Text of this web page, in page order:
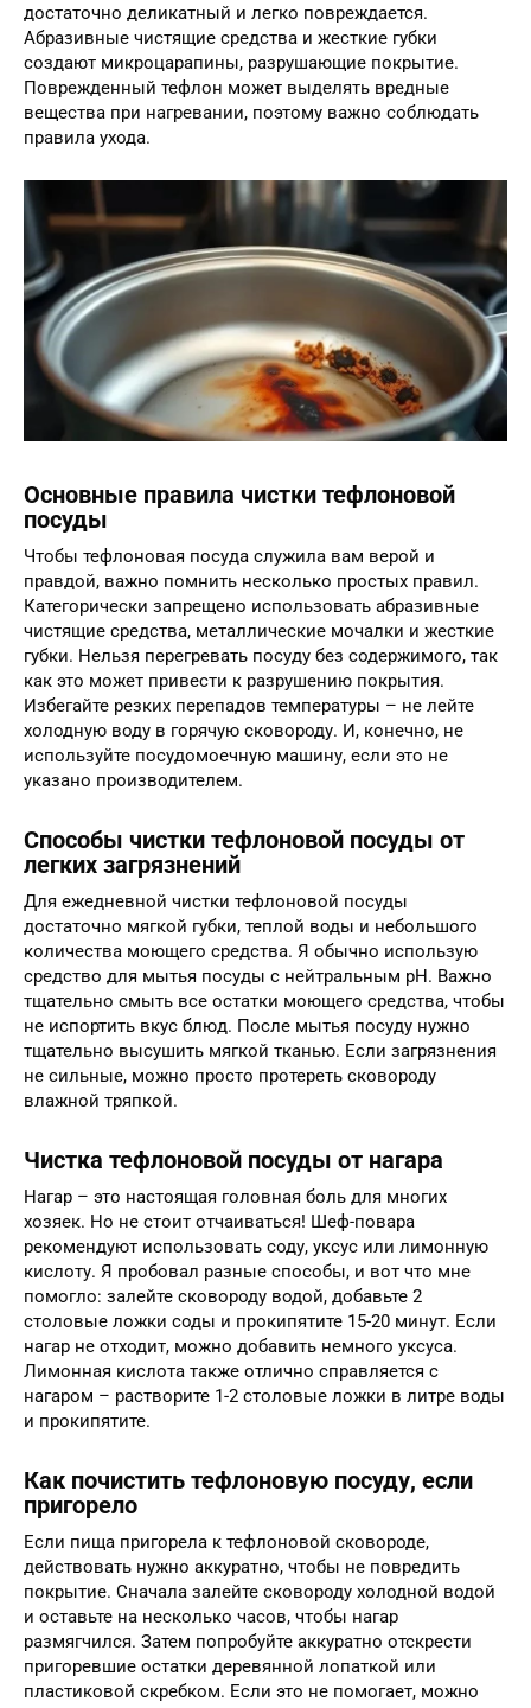
достаточно деликатный и легко повреждается.
Абразивные чистящие средства и жесткие губки
создают микроцарапины, разрушающие покрытие.
Поврежденный тефлон может выделять вредные
вещества при нагревании, поэтому важно соблюдать
правила ухода.
Основные правила чистки тефлоновой
посуды
Чтобы тефлоновая посуда служила вам верой и
правдой, важно помнить несколько простых правил.
Категорически запрещено использовать абразивные
чистящие средства, металлические мочалки и жесткие
губки. Нельзя перегревать посуду без содержимого, так
как это может привести к разрушению покрытия.
Избегайте резких перепадов температуры – не лейте
холодную воду в горячую сковороду. И, конечно, не
используйте посудомоечную машину, если это не
указано производителем.
Способы чистки тефлоновой посуды от
легких загрязнений
Для ежедневной чистки тефлоновой посуды
достаточно мягкой губки, теплой воды и небольшого
количества моющего средства. Я обычно использую
средство для мытья посуды с нейтральным pH. Важно
тщательно смыть все остатки моющего средства, чтобы
не испортить вкус блюд. После мытья посуду нужно
тщательно высушить мягкой тканью. Если загрязнения
не сильные, можно просто протереть сковороду
влажной тряпкой.
Чистка тефлоновой посуды от нагара
Нагар – это настоящая головная боль для многих
хозяек. Но не стоит отчаиваться! Шеф-повара
рекомендуют использовать соду, уксус или лимонную
кислоту. Я пробовал разные способы, и вот что мне
помогло: залейте сковороду водой, добавьте 2
столовые ложки соды и прокипятите 15-20 минут. Если
нагар не отходит, можно добавить немного уксуса.
Лимонная кислота также отлично справляется с
нагаром – растворите 1-2 столовые ложки в литре воды
и прокипятите.
Как почистить тефлоновую посуду, если
пригорело
Если пища пригорела к тефлоновой сковороде,
действовать нужно аккуратно, чтобы не повредить
покрытие. Сначала залейте сковороду холодной водой
и оставьте на несколько часов, чтобы нагар
размягчился. Затем попробуйте аккуратно отскрести
пригоревшие остатки деревянной лопаткой или
пластиковой скребком. Если это не помогает, можно